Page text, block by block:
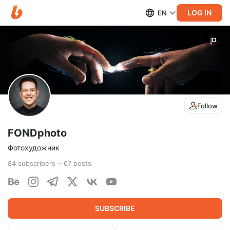
EN LOG IN
Follow
FONDphoto
Фотохудожник
84 subscribers 67 posts
SUBSCRIBE